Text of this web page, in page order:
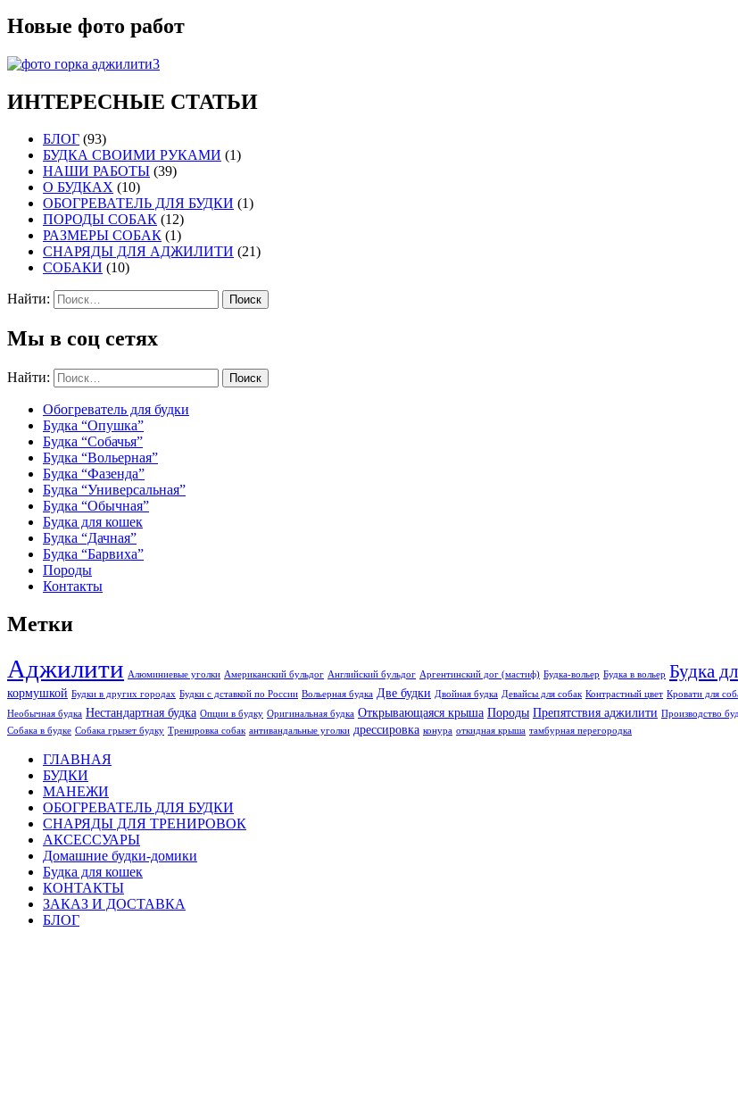
Новые фото работ
ИНТЕРЕСНЫЕ СТАТЬИ
БЛОГ (93)
БУДКА СВОИМИ РУКАМИ (1)
НАШИ РАБОТЫ (39)
О БУДКАХ (10)
ОБОГРЕВАТЕЛЬ ДЛЯ БУДКИ (1)
ПОРОДЫ СОБАК (12)
РАЗМЕРЫ СОБАК (1)
СНАРЯДЫ ДЛЯ АДЖИЛИТИ (21)
СОБАКИ (10)
Найти:
Мы в соц сетях
Найти:
Обогреватель для будки
Будка “Опушка”
Будка “Собачья”
Будка “Вольерная”
Будка “Фазенда”
Будка “Универсальная”
Будка “Обычная”
Будка для кошек
Будка “Дачная”
Будка “Барвиха”
Породы
Контакты
Метки
Аджилити Алюминиевые уголки Американский бульдог Английский бульдог Аргентинский дог (мастиф) Будка-вольер Будка в вольер Будка
кормушкой Будки в других городах Будки с дставкой по России Вольерная будка Две будки Двойная будка Девайсы для собак Контрастный цвет Кровати для
Необычная будка Нестандартная будка Опции в будку Оригинальная будка Открывающаяся крыша Породы Препятствия аджилити Производство
Собака в будке Собака грызет будку Тренировка собак антивандальные уголки дрессировка конура откидная крыша тамбурная перегородка
ГЛАВНАЯ
БУДКИ
МАНЕЖИ
ОБОГРЕВАТЕЛЬ ДЛЯ БУДКИ
СНАРЯДЫ ДЛЯ ТРЕНИРОВОК
АКСЕССУАРЫ
Домашние будки-домики
Будка для кошек
КОНТАКТЫ
ЗАКАЗ И ДОСТАВКА
БЛОГ